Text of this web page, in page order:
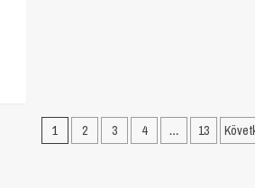
1 2 3 4 … 13